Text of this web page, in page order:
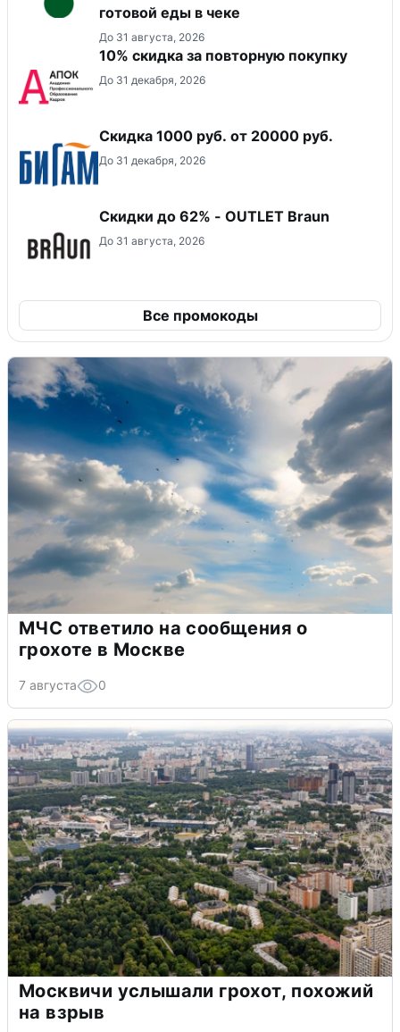
готовой еды в чеке
До 31 августа, 2026
10% скидка за повторную покупку
До 31 декабря, 2026
​Скидка 1000 руб. от 20000 руб.
До 31 декабря, 2026
Скидки до 62% - OUTLET Braun
До 31 августа, 2026
Все промокоды
МЧС ответило на сообщения о
грохоте в Москве
7 августа 0
Москвичи услышали грохот, похожий
на взрыв